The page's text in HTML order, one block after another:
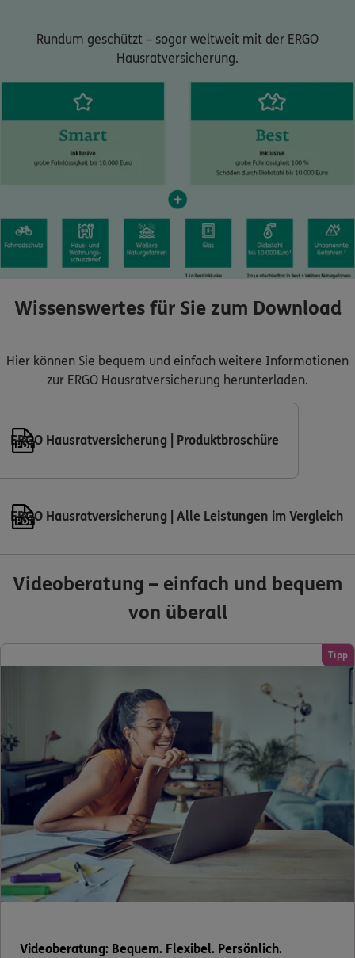
Rundum geschützt – sogar weltweit mit der ERGO
Hausratversicherung.
Wissenswertes für Sie zum Download
Hier können Sie bequem und einfach weitere Informationen
zur ERGO Hausratversicherung herunterladen.
ERGO Hausratversicherung | Produktbroschüre
ERGO Hausratversicherung | Alle Leistungen im Vergleich
Videoberatung – einfach und bequem
von überall
Tipp
Videoberatung: Bequem. Flexibel. Persönlich.